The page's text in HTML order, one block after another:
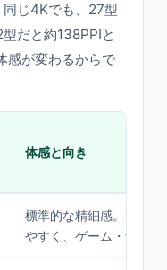
同じ4Kでも、27型
だと約138PPIと
感が変わるからで
体感と向き
標準的な精細感。等倍表
やすく、ゲーム・予算重